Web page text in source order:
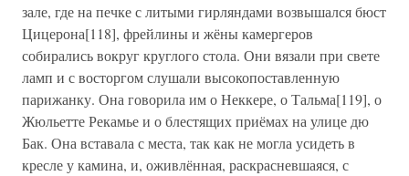
зале, где на печке с литыми гирляндами возвышался бюст
Цицерона[118], фрейлины и жёны камергеров
собирались вокруг круглого стола. Они вязали при свете
ламп и с восторгом слушали высокопоставленную
парижанку. Она говорила им о Неккере, о Тальма[119], о
Жюльетте Рекамье и о блестящих приёмах на улице дю
Бак. Она вставала с места, так как не могла усидеть в
кресле у камина, и, оживлённая, раскрасневшаяся, с